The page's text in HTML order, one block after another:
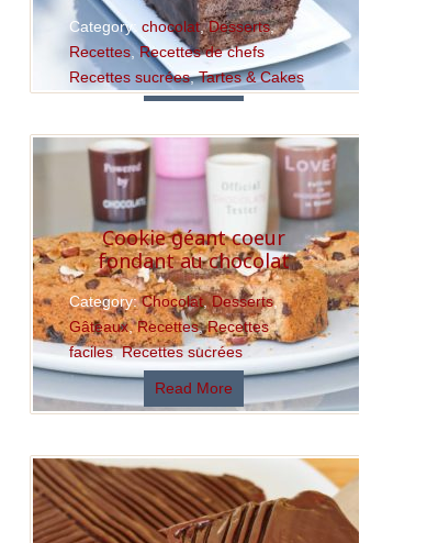
Category: chocolat,Desserts,
Recettes,Recettes de chefs,
Recettes sucrées,Tartes & Cakes
Cookie géant coeur
fondant au chocolat
Category:Chocolat,Desserts,
Gâteaux,Recettes,Recettes
faciles,Recettes sucrées
Read More